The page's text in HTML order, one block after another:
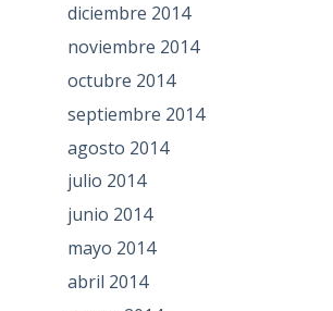
diciembre 2014
noviembre 2014
octubre 2014
septiembre 2014
agosto 2014
julio 2014
junio 2014
mayo 2014
abril 2014